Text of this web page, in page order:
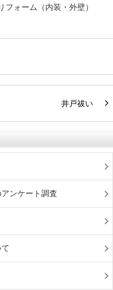
ォーム（内装・外壁）
井戸祓い
ンケート調査